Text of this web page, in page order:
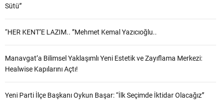
Sütü”
“HER KENT’E LAZIM.. ”Mehmet Kemal Yazıcıoğlu..
Manavgat’a Bilimsel Yaklaşımlı Yeni Estetik ve Zayıflama Merkezi:
Healwise Kapılarını Açtı!
Yeni Parti İlçe Başkanı Oykun Başar: “İlk Seçimde İktidar Olacağız”